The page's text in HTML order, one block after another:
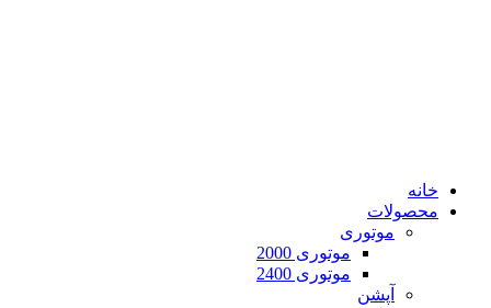
خانه
محصولات
موتوری
موتوری 2000
موتوری 2400
آپشن